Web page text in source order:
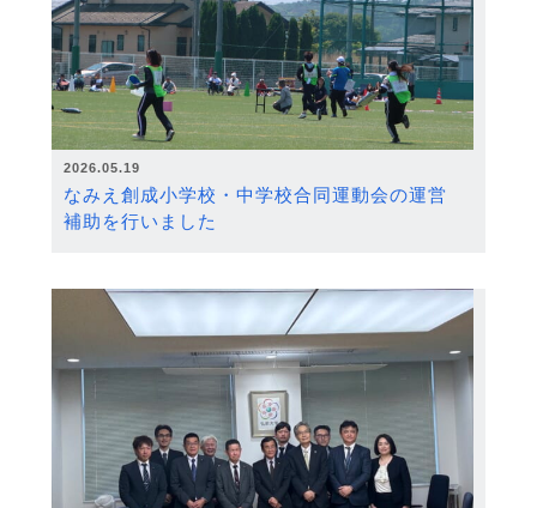
2026.05.19
なみえ創成小学校・中学校合同運動会の運営
補助を行いました